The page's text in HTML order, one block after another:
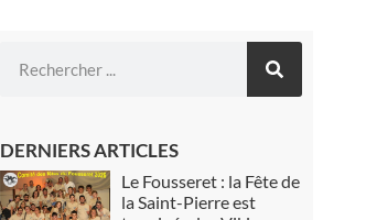
DERNIERS ARTICLES
Le Fousseret : la Fête de
la Saint-Pierre est